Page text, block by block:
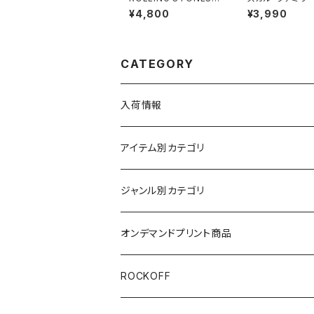
ローリング・ストーンズ
Olympiahalle ミュン
¥4,800
ロ Tシャツ ロッ
ンドT 半袖 黒 パ
¥3,990
CATEGORY
入荷情報
アイテム別カテゴリ
半袖
ブラック/グレー系
ホワイト
長袖
キッズ
ジャンル別カテゴリ
オリジナルデザイン
スカルファミリー
映画Ｔシャツ
オンデマンドプリント商品
ROCKOFF